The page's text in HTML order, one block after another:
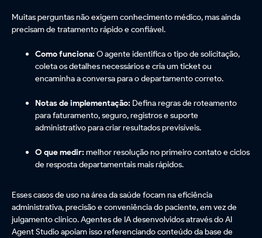
Muitas perguntas não exigem conhecimento médico, mas ainda
precisam de tratamento rápido e confiável.
Como funciona: O agente identifica o tipo de solicitação,
coleta os detalhes necessários e cria um ticket ou
encaminha a conversa para o departamento correto.
Notas de implementação: Defina regras de roteamento
para faturamento, seguro, registros e suporte
administrativo para criar resultados previsíveis.
O que medir: melhor resolução no primeiro contato e ciclos
de resposta departamentais mais rápidos.
Esses casos de uso na área da saúde focam na eficiência
administrativa, precisão e conveniência do paciente, em vez de
julgamento clínico. Agentes de IA desenvolvidos através do AI
Agent Studio apoiam isso referenciando conteúdo da base de